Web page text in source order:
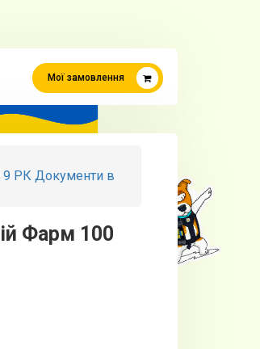
Мої замовлення
9 РК Документи в
Фарм 100